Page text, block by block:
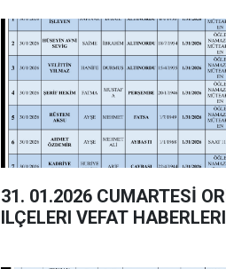
31. 01.2026 CUMARTESİ ORDU ILI
ILÇELERI VEFAT HABERLERI